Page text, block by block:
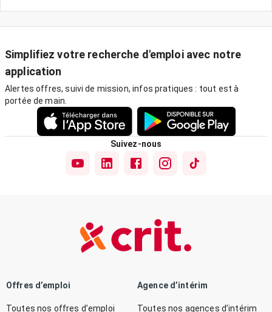
Simplifiez votre recherche d'emploi avec notre
application
Alertes offres, suivi de mission, infos pratiques : tout est à
portée de main.
Suivez-nous
Offres d’emploi
Toutes nos offres d’emploi
Agence d’intérim
Toutes nos agences d’intérim